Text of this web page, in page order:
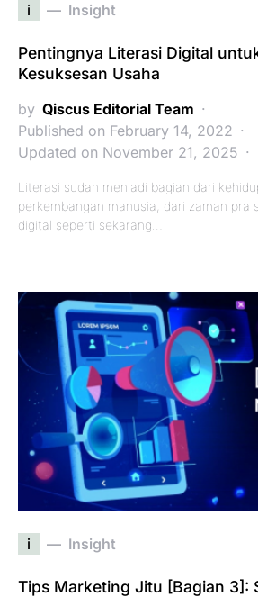
i Insight
Pentingnya Literasi Digital
Kesuksesan Usaha
by Qiscus Editorial Team
Published on February 14, 2022
Updated on November 21, 2025
Literasi sudah menjadi bagian dari
perkembangan manusia, dari zaman pra
digital seperti sekarang…
i Insight
Tips Marketing Jitu [Bagian 3]: